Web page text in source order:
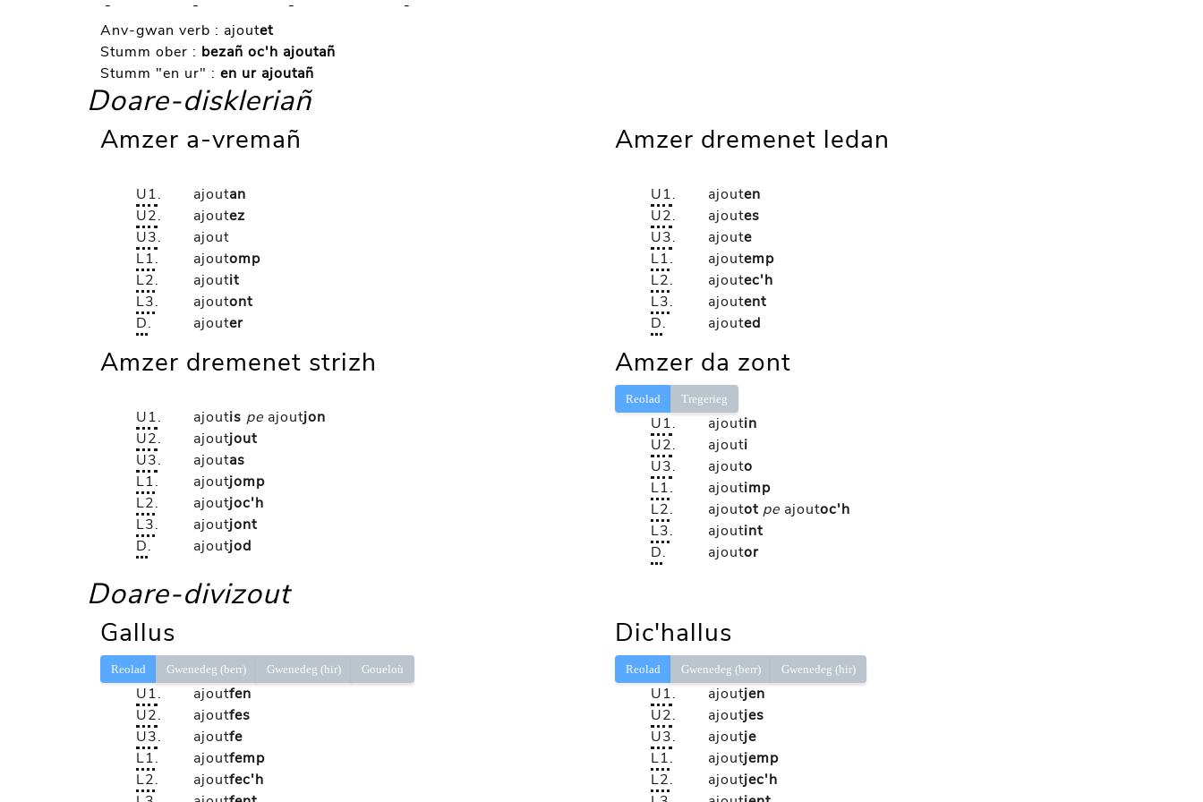
-
- -
-
Anv-gwan verb : ajoutet
Stumm ober : bezañ oc'h ajoutañ
Stumm "en ur" : en ur ajoutañ
Doare-diskleriañ
Amzer a-vremañ
U1. ajoutan
U2. ajoutez
U3.
ajout
L1. ajoutomp
L2. ajoutit
L3. ajoutont
D. ajouter
Amzer dremenet ledan
U1. ajouten
U2. ajoutes
U3. ajoute
L1. ajoutemp
L2. ajoutec'h
L3. ajoutent
D. ajouted
Amzer dremenet strizh
U1. ajoutis pe ajoutjon
U2. ajoutjout
U3. ajoutas
L1. ajoutjomp
L2. ajoutjoc'h
L3. ajoutjont
D. ajoutjod
Amzer da zont
Reolad Tregerieg
U1. ajoutin
U2. ajouti
U3. ajouto
L1. ajoutimp
L2. ajoutot pe ajoutoc'h
L3. ajoutint
D. ajoutor
Doare-divizout
Gallus
Reolad Gwenedeg (berr) Gwenedeg (hir) Goueloù
U1. ajoutfen
U2. ajoutfes
U3. ajoutfe
L1. ajoutfemp
L2. ajoutfec'h
Dic'hallus
Reolad Gwenedeg (berr) Gwenedeg (hir)
U1. ajoutjen
U2. ajoutjes
U3. ajoutje
L1. ajoutjemp
L2. ajoutjec'h